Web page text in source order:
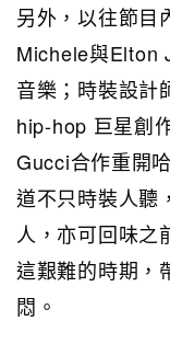
另外，以往節目
Michele與Elton
音樂；時裝設計
hip-hop 巨星創
Gucci合作重開
道不只時裝人聽
人，亦可回味之
這艱難的時期，
悶。